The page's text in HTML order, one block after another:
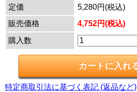
定価
5,280円(税込)
販売価格
4,752円(税込)
購入数
特定商取引法に基づく表記 (返品など)